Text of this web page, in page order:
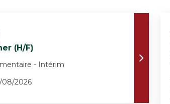
(H/F)
- Intérim
08/2026